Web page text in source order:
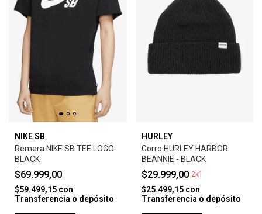
NIKE SB
Remera NIKE SB TEE LOGO-
BLACK
$69.999,00
$59.499,15 con
Transferencia o depósito
HURLEY
Gorro HURLEY HARBOR
BEANNIE - BLACK
$29.999,00 2x1
$25.499,15 con
Transferencia o depósito